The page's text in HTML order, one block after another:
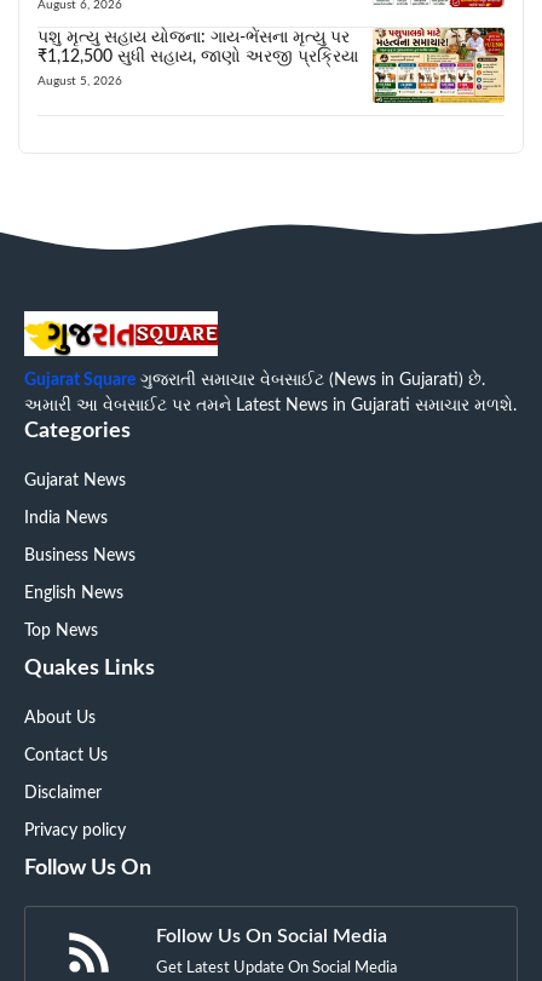
August 6, 2026
પશુ મૃત્યુ સહાય યોજના: ગાય-ભેંસના મૃત્યુ પર
₹1,12,500 સુધી સહાય, જાણો અરજી પ્રક્રિયા
August 5, 2026
Gujarat Square ગુજરાતી સમાચાર વેબસાઈટ (News in Gujarati) છે.
અમારી આ વેબસાઈટ પર તમને Latest News in Gujarati સમાચાર મળશે.
Categories
Gujarat News
India News
Business News
English News
Top News
Quakes Links
About Us
Contact Us
Disclaimer
Privacy policy
Follow Us On
Follow Us On Social Media
Get Latest Update On Social Media